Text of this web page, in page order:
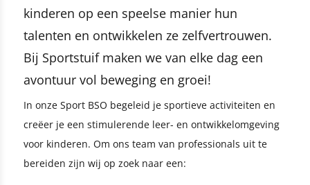
kinderen op een speelse manier hun
talenten en ontwikkelen ze zelfvertrouwen.
Bij Sportstuif maken we van elke dag een
avontuur vol beweging en groei!
In onze Sport BSO begeleid je sportieve activiteiten en
creëer je een stimulerende leer- en ontwikkelomgeving
voor kinderen. Om ons team van professionals uit te
bereiden zijn wij op zoek naar een: